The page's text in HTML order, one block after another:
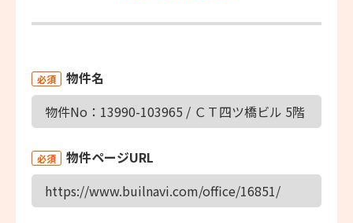
必須 物件名
必須 物件ページURL